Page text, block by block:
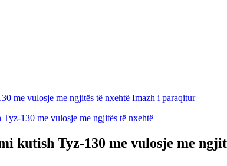
kutish Tyz-130 me vulosje me